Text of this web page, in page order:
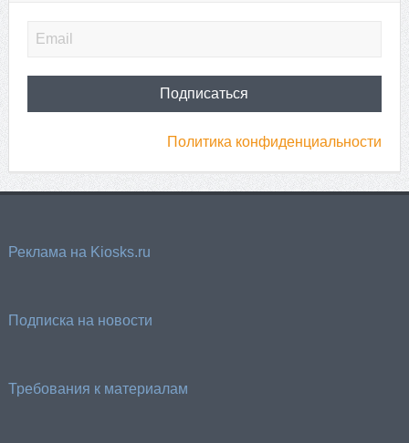
Политика конфиденциальности
Реклама на Kiosks.ru
Подписка на новости
Требования к материалам